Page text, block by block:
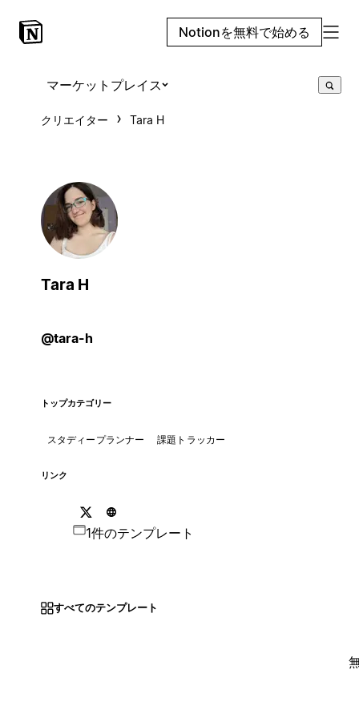
Notionを無料で始める
マーケットプレイス
クリエイター Tara H
Tara H
@tara-h
トップカテゴリー
スタディープランナー 課題トラッカー
リンク
1件のテンプレート
すべてのテンプレート